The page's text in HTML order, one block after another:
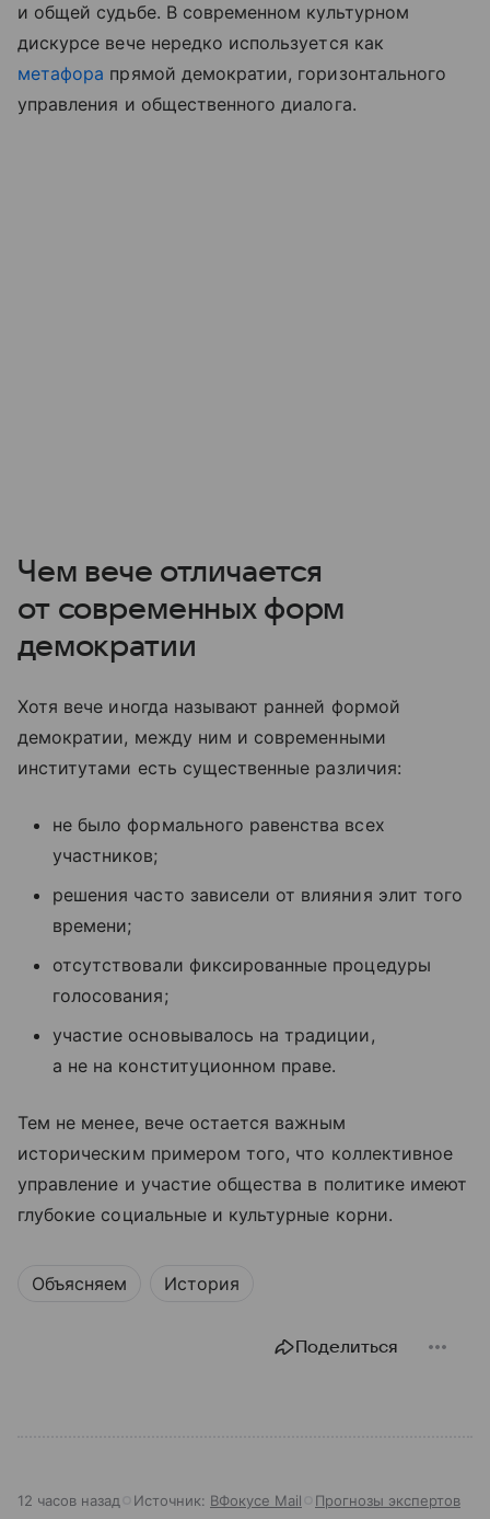
и общей судьбе. В современном культурном
дискурсе вече нередко используется как
метафора прямой демократии, горизонтального
управления и общественного диалога.
Чем вече отличается
от современных форм
демократии
Хотя вече иногда называют ранней формой
демократии, между ним и современными
институтами есть существенные различия:
не было формального равенства всех
участников;
решения часто зависели от влияния элит того
времени;
отсутствовали фиксированные процедуры
голосования;
участие основывалось на традиции,
а не на конституционном праве.
Тем не менее, вече остается важным
историческим примером того, что коллективное
управление и участие общества в политике имеют
глубокие социальные и культурные корни.
Объясняем История
Поделиться
12 часов назад Источник: ВФокусе Mail Прогнозы экспертов